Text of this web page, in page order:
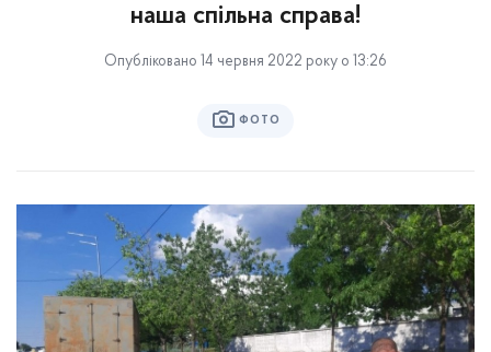
наша спільна справа!
Опубліковано 14 червня 2022 року о 13:26
ФОТО